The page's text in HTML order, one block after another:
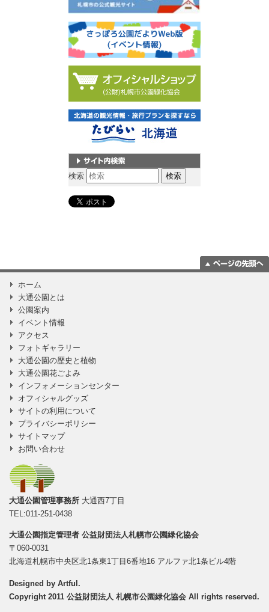
サイト内検索
検索
ホーム
大通公園とは
公園案内
イベント情報
アクセス
フォトギャラリー
大通公園の歴史と植物
大通公園花ごよみ
インフォメーションセンター
オフィシャルグッズ
サイトの利用について
プライバシーポリシー
サイトマップ
お問い合わせ
大通公園管理事務所 大通西7丁目
TEL:011-251-0438
大通公園指定管理者 公益財団法人札幌市公園緑化協会
〒060-0031
北海道札幌市中央区北1条東1丁目6番地16 アルファ北1条ビル4階
Designed by Artful .
Copyright 2011 公益財団法人 札幌市公園緑化協会 All rights reserved.